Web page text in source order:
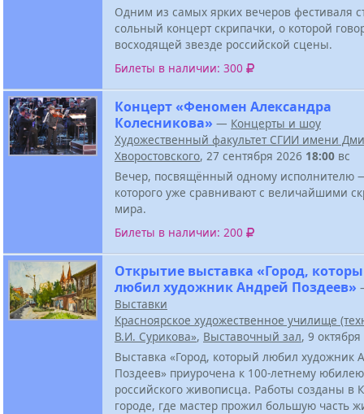
Одним из самых ярких вечеров фестиваля
сольный концерт скрипачки, о которой
восходящей звезде российской сцены.
Билеты в наличии: 300
Концерт «Феномен Александра
Колесникова» — Концерты и шоу
Художественный факультет СГИИ имени
Хворостовского, 27 сентября 2026 18:00 вс
Вечер, посвящённый одному исполнителю
которого уже сравнивают с величайшими
мира.
Билеты в наличии: 200
Открытие выставка «Город,
любил художник Андрей Поздеев»
Выставки
Красноярское художественное училище
В.И. Сурикова», Выставочный зал, 9
Выставка «Город, который любил художник
Поздеев» приурочена к 100-летнему
российского живописца. Работы созданы в
городе, где мастер прожил большую часть